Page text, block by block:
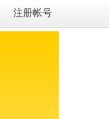
注册帐号